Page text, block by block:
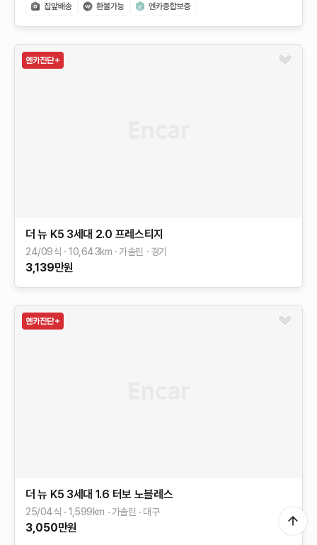
더 뉴 K5 3세대 2.0 프레스티지
24/09식 10,643km 가솔린 경기
3,139만원
더 뉴 K5 3세대 1.6 터보 노블레스
25/04식 1,599km 가솔린 대구
3,050만원